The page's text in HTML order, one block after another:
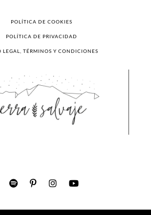
POLÍTICA DE COOKIES
POLÍTICA DE PRIVACIDAD
LEGAL, TÉRMINOS Y CONDICIONES